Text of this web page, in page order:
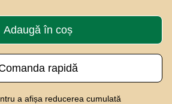
Adaugă în coș
rapidă
a afișa reducerea cumulată